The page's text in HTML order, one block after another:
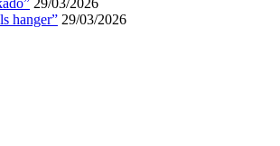
29/03/2026
hanger” 29/03/2026